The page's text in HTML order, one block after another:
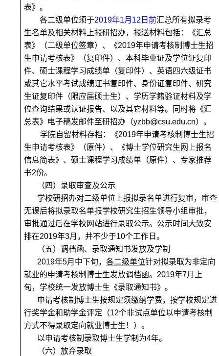
表》。
各二级单位须于2019年1月12日前汇总所有拟录考
生名单及相关材料上报研招办，报送材料包括：
《汇总
表》（二级单位签章）、《2019年申请考核制博士生招
生申请考核表》
（复印件） 、本科毕业证及学位证复印
件、硕士课程学习成绩单 （复印件） 、 英语四六级证书
或其它水平考试成绩证书复印件、身份证复印件、研究
生证复印件 （限应届硕士生） 、学历学籍验证材料及学
位查询结果或认证报告、以及其它材料等。同时将 《汇
总表》 电子稿发邮件至研招办（yzbb@csu.edu.cn）。
学院自留材料存档：《2019年申请考核制博士生招
生申请考核表》
（原件）、
《博士学位研究生网上报名
信息简表》、硕士课程学习成绩单（原件）、专家推荐
书2份。
（四）录取审查及公示
学校研招办对二级单位上报拟录名单进行复审，审查
无误后将拟录取名单报学校研究生招生领导小组审批，
审批通过后在学校网站进行录取公示。公示时间大致安
排在2019年3月 ，并不少于10个工作日。
（五）调档函、录取通知书发放及学制
2019年5月中下旬，各二级单位针对拟录取为非定向
就业的申请考核制博士生发放调档函。2019年7月上
旬，学校统一发放博士生《录取通知书》。
申请考核制博士生按规定须缴纳学费，按学校规定进
行奖学金和助学金评定（12个非试点单位以申请考核制
方式不得录取定向就业博士生！ ）。
以申请考核制录取博士生学制为4年。
（六）放弃录取